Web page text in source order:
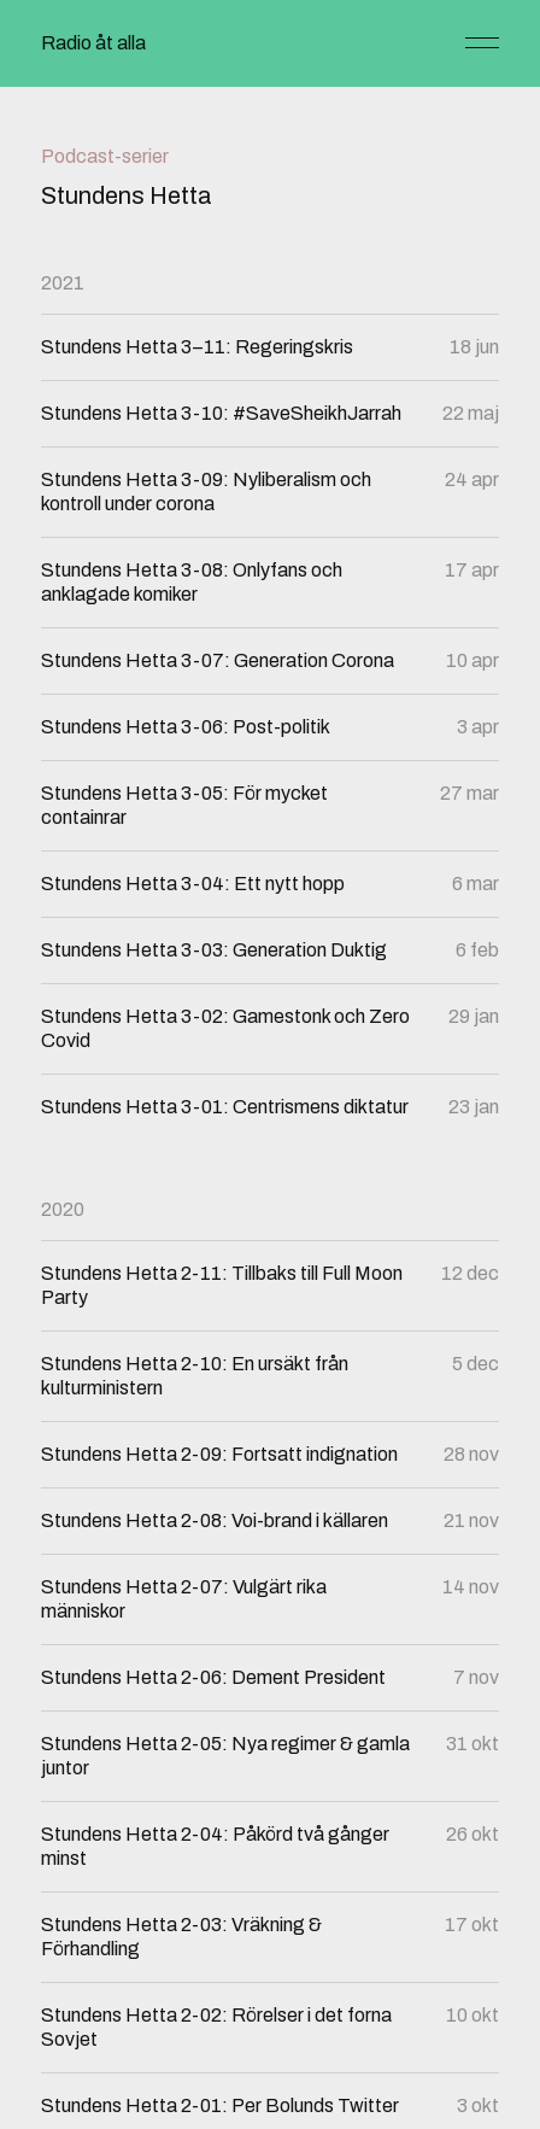
Radio åt alla
Podcast-serier
Stundens Hetta
2021
Stundens Hetta 3–11: Regeringskris 18 jun
Stundens Hetta 3-10: #SaveSheikhJarrah 22 maj
Stundens Hetta 3-09: Nyliberalism och
kontroll under corona
24 apr
Stundens Hetta 3-08: Onlyfans och
anklagade komiker
17 apr
Stundens Hetta 3-07: Generation Corona 10 apr
Stundens Hetta 3-06: Post-politik 3 apr
Stundens Hetta 3-05: För mycket
containrar
27 mar
Stundens Hetta 3-04: Ett nytt hopp 6 mar
Stundens Hetta 3-03: Generation Duktig 6 feb
Stundens Hetta 3-02: Gamestonk och Zero
Covid
29 jan
Stundens Hetta 3-01: Centrismens diktatur 23 jan
2020
Stundens Hetta 2-11: Tillbaks till Full Moon
Party
12 dec
Stundens Hetta 2-10: En ursäkt från
kulturministern
5 dec
Stundens Hetta 2-09: Fortsatt indignation 28 nov
Stundens Hetta 2-08: Voi-brand i källaren 21 nov
Stundens Hetta 2-07: Vulgärt rika
människor
14 nov
Stundens Hetta 2-06: Dement President 7 nov
Stundens Hetta 2-05: Nya regimer & gamla
juntor
31 okt
Stundens Hetta 2-04: Påkörd två gånger
minst
26 okt
Stundens Hetta 2-03: Vräkning &
Förhandling
17 okt
Stundens Hetta 2-02: Rörelser i det forna
Sovjet
10 okt
Stundens Hetta 2-01: Per Bolunds Twitter 3 okt